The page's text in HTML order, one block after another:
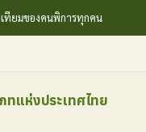
ทียมของคนพิการทุกคน
ทแห่งประเทศไทย